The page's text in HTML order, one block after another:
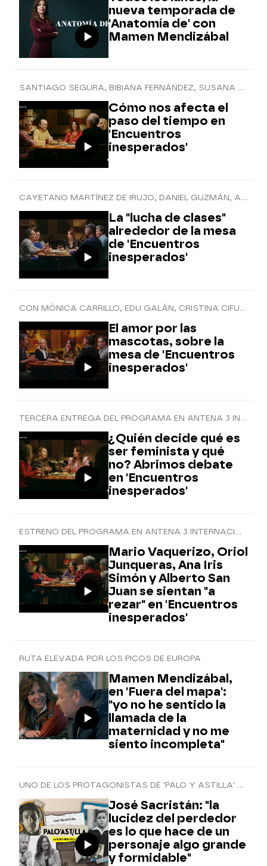
nueva temporada de
'Anatomía de' con
Mamen Mendizábal
SANTIAGO SEGURA, BIBIANA FERNÁNDEZ, SUSANA DÍAZ Y JUAN JOSÉ MILLÁS
Cómo nos afecta el
paso del tiempo en
'Encuentros
inesperados'
CAYETANO MARTÍNEZ DE IRUJO, DANIEL GUZMÁN, ANA MORGADE Y GABRIEL RUFIÁN
La "lucha de clases"
alrededor de la mesa
de 'Encuentros
inesperados'
CON MÓNICA CARRILLO, EDU GALÁN, CRISTINA CIFUENTES Y EDUARDO ITURRALDE
El amor por las
mascotas, sobre la
mesa de 'Encuentros
inesperados'
TERCERA ENTREGA DEL PROGRAMA EN ANTENA 3 INTERNACIONAL
¿Quién decide qué es
ser feminista y qué
no? Abrimos debate
en 'Encuentros
inesperados'
ESTRENO DEL PROGRAMA EN ANTENA 3 INTERNACIONAL | TODOS LOS LUNES
Mario Vaquerizo, Oriol
Junqueras, Ana Iris
Simón y Alberto San
Juan se sientan "a
rezar" en 'Encuentros
inesperados'
RUTA ELEVADA POR LOS PICOS DE EUROPA
Mamen Mendizábal,
en 'Fuera del mapa':
"yo no he sentido la
llamada de la
maternidad y no me
siento incompleta"
UNO DE LOS PROTAGONISTAS DE 'PALO Y ASTILLA' CON MAMEN MENDIZÁBAL
José Sacristán: "la
lucidez del perdedor
es lo que hace de un
personaje algo grande
y formidable"